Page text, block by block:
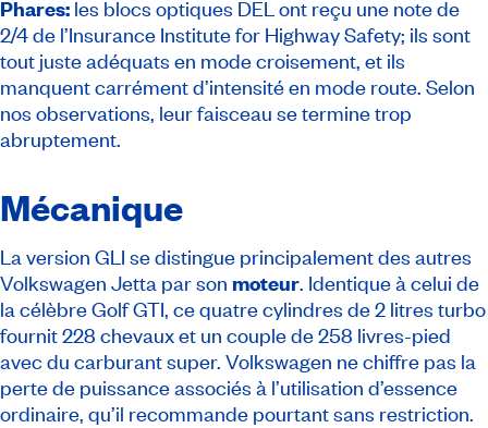
Phares: les blocs optiques DEL ont reçu une note de
2/4 de l’Insurance Institute for Highway Safety; ils sont
tout juste adéquats en mode croisement, et ils
manquent carrément d’intensité en mode route. Selon
nos observations, leur faisceau se termine trop
abruptement.
Mécanique
La version GLI se distingue principalement des autres
Volkswagen Jetta par son moteur. Identique à celui de
la célèbre Golf GTI, ce quatre cylindres de 2 litres turbo
fournit 228 chevaux et un couple de 258 livres-pied
avec du carburant super. Volkswagen ne chiffre pas la
perte de puissance associés à l’utilisation d’essence
ordinaire, qu’il recommande pourtant sans restriction.